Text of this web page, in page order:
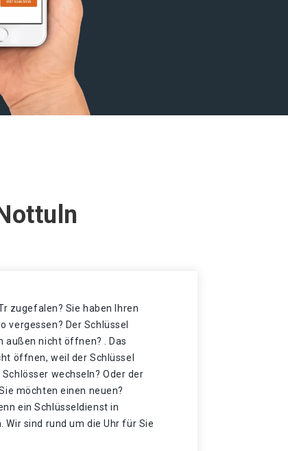
zugefalen? Sie haben Ihren
vergessen? Der Schlüssel
außen nicht öffnen? . Das
öffnen, weil der Schlüssel
wechseln? Oder der
möchten einen neuen?
ein Schlüsseldienst in
sind rund um die Uhr für Sie